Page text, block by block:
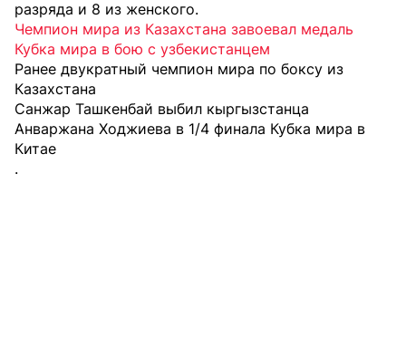
разряда и 8 из женского.
Чемпион мира из Казахстана завоевал медаль
Кубка мира в бою с узбекистанцем
Ранее двукратный чемпион мира по боксу из
Казахстана
Санжар Ташкенбай выбил кыргызстанца
Анваржана Ходжиева в 1/4 финала Кубка мира в
Китае
.